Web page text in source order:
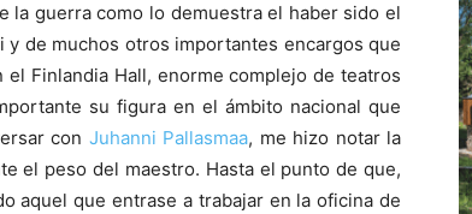
la guerra como lo demuestra el haber sido el
de muchos otros importantes encargos que
Finlandia Hall, enorme complejo de teatros
su figura en el ámbito nacional que
con Juhanni Pallasmaa, me hizo notar la
el peso del maestro. Hasta el punto de que,
aquel que entrase a trabajar en la oficina de